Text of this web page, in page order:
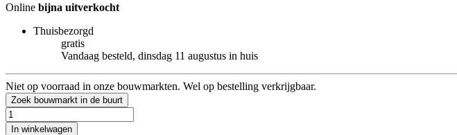
Online bijna uitverkocht
Thuisbezorgd
gratis
Vandaag besteld, dinsdag 11 augustus in huis
Niet op voorraad in onze bouwmarkten. Wel op bestelling verkrijgbaar.
Zoek bouwmarkt in de buurt
In winkelwagen